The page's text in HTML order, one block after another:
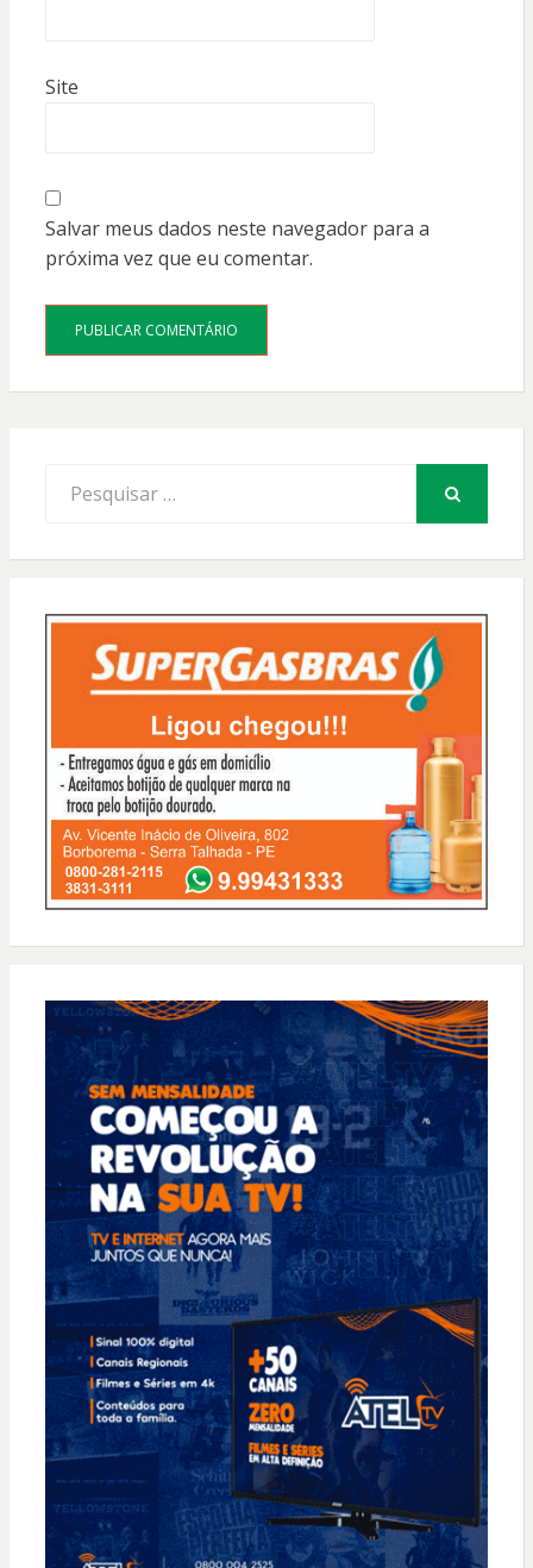
Site
Salvar meus dados neste navegador para a
próxima vez que eu comentar.
por: